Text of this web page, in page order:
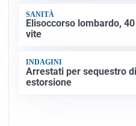
SANITÀ
Elisoccorso lombardo,
vite
INDAGINI
Arrestati per sequestro
estorsione